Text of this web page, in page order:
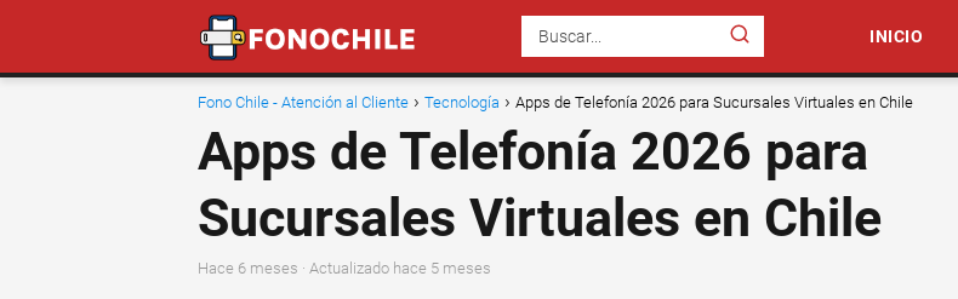
INICIO
Fono Chile - Atención al Cliente Tecnología Apps de Telefonía 2026 para Sucursales Virtuales en Chile
Apps de Telefonía 2026 para
Sucursales Virtuales en Chile
hace 6 meses · Actualizado hace 5 meses